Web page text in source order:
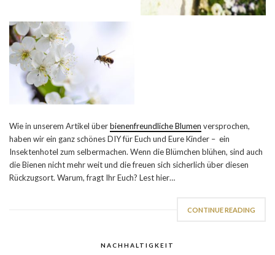
Wie in unserem Artikel überbienenfreundliche Blumen versprochen,
haben wir ein ganz schönes DIY für Euch und Eure Kinder – ein
Insektenhotel zum selbermachen. Wenn die Blümchen blühen, sind auch
die Bienen nicht mehr weit und die freuen sich sicherlich über diesen
Rückzugsort. Warum, fragt Ihr Euch? Lest hier…
CONTINUE READING
NACHHALTIGKEIT